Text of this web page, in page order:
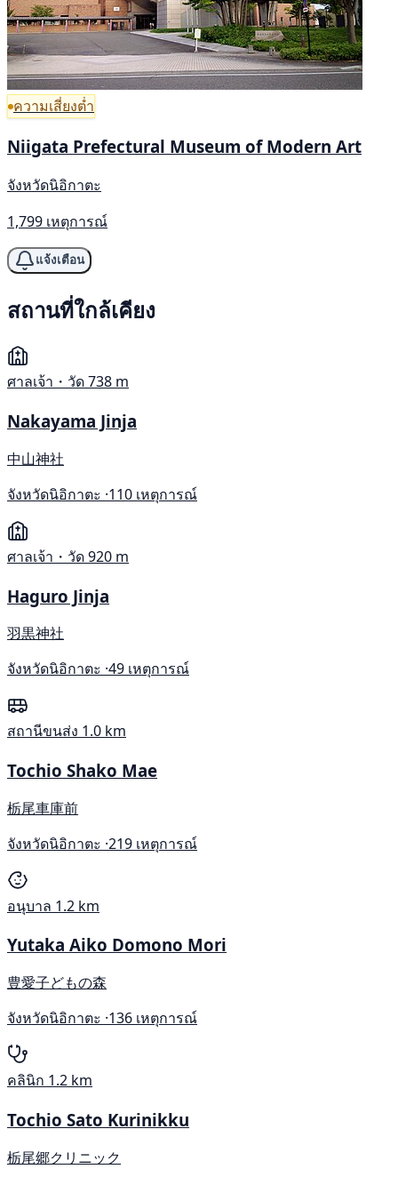
ความเสี่ยงต่ำ
Niigata Prefectural Museum of Modern Art
จังหวัดนิอิกาตะ
1,799 เหตุการณ์
แจ้งเตือน
สถานที่ใกล้เคียง
ศาลเจ้า・วัด738 m
Nakayama Jinja
中山神社
จังหวัดนิอิกาตะ ·110 เหตุการณ์
ศาลเจ้า・วัด920 m
Haguro Jinja
羽黒神社
จังหวัดนิอิกาตะ ·49 เหตุการณ์
สถานีขนส่ง 1.0 km
Tochio Shako Mae
栃尾車庫前
จังหวัดนิอิกาตะ ·219 เหตุการณ์
อนุบาล 1.2 km
Yutaka Aiko Domono Mori
豊愛子どもの森
จังหวัดนิอิกาตะ ·136 เหตุการณ์
คลินิก 1.2 km
Tochio Sato Kurinikku
栃尾郷クリニック